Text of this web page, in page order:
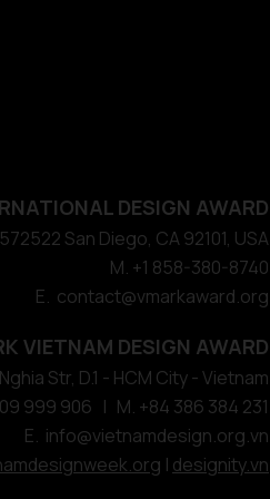
DESIGN AWARD
San Diego, CA 92101, USA
M. +1 858-380-8740
E. contact@vmarkaward.org
VIETNAM DESIGN AWARD
Str, D.1 - HCM City - Vietnam​
999 906 | M. +84 386 384 231
E. info@vietnamdesign.org.vn
| designity.vn